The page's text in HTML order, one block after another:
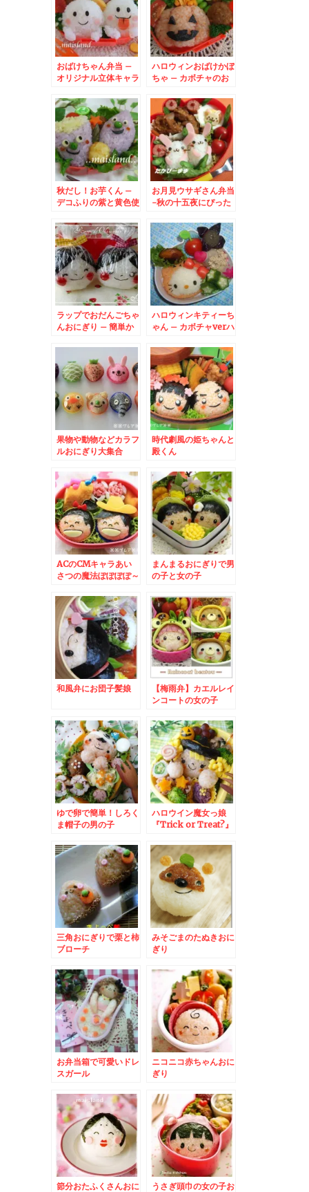
おばけちゃん弁当 –
オリジナル立体キャラ
ハロウィンおばけかぼ
ちゃ – カボチャのお
ケ★
秋だし！お芋くん –
デコふりの紫と黄色使
お月見ウサギさん弁当
-秋の十五夜にぴった
ラップでおだんごちゃ
んおにぎり – 簡単か
ハロウィンキティーち
ゃん – カボチャverハ
果物や動物などカラフ
ルおにぎり大集合
時代劇風の姫ちゃんと
殿くん
ACのCMキャラあい
さつの魔法ぽぽぽぽ～
まんまるおにぎりで男
の子と女の子
和風弁にお団子髪娘
【梅雨弁】カエルレイ
ンコートの女の子
ゆで卵で簡単！しろく
ま帽子の男の子
ハロウイン魔女っ娘
『Trick or Treat?』
三角おにぎりで栗と柿
ブローチ
みそごまのたぬきおに
ぎり
お弁当箱で可愛いドレ
スガール
ニコニコ赤ちゃんおに
ぎり
節分おたふくさんおに
うさぎ頭巾の女の子お